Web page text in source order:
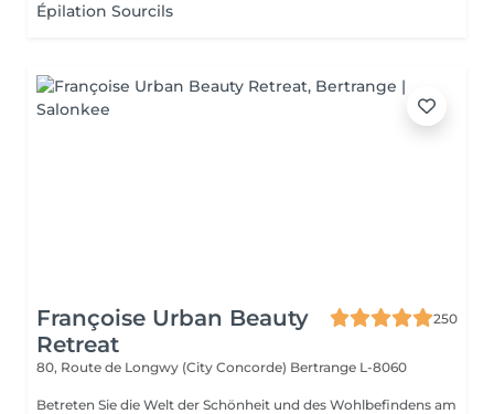
Épilation Sourcils
Françoise Urban Beauty
Retreat
250
80, Route de Longwy (City Concorde) Bertrange L-8060
Betreten Sie die Welt der Schönheit und des Wohlbefindens am